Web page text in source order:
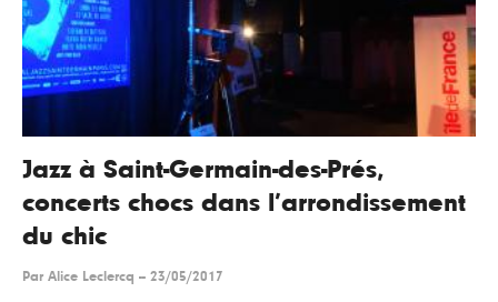
Jazz à Saint-Germain-des-Prés,
concerts chocs dans l’arrondissement
du chic
Par Alice Leclercq -- 23/05/2017